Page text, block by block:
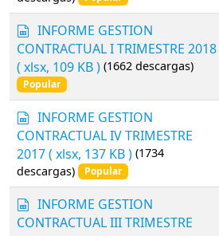
t
a
s
h
e
e
t
s
p
r
e
a
d
s
h
e
e
t
INFORME GESTION
CONTRACTUAL I TRIMESTRE 2018
( xlsx, 109 KB ) (1662 descargas)
Popular
s
p
r
e
a
s
h
INFORME GESTION
CONTRACTUAL IV TRIMESTRE
2017( xlsx, 137 KB ) (1734
descargas)
Popular
s
p
INFORME GESTION
CONTRACTUAL III TRIMESTRE